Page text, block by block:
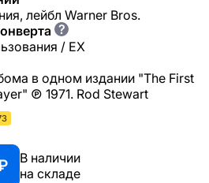
лейбл Warner Bros.
?
/ EX
в одном издании "The First
℗ 1971. Rod Stewart
В наличии
на складе